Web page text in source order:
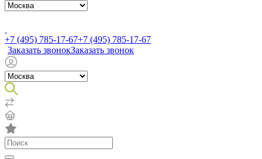
+7 (495) 785-17-67+7 (495) 785-17-67
Заказать звонокЗаказать звонок